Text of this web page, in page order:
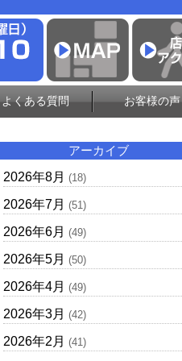
よくある質問 お客様の声
アーカイブ
2026年8月 (18)
2026年7月 (51)
2026年6月 (49)
2026年5月 (50)
2026年4月 (49)
2026年3月 (42)
2026年2月 (41)